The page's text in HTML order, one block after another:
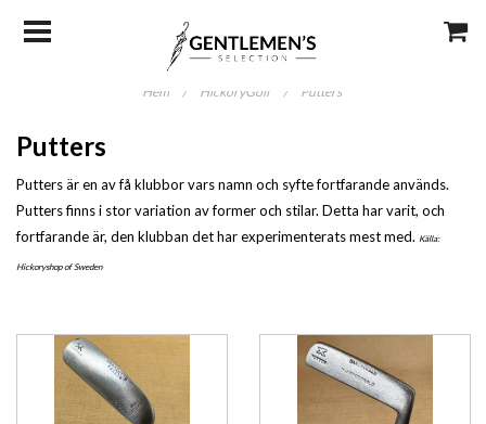
Hem / HickoryGolf / Putters
Putters
Putters är en av få klubbor vars namn och syfte fortfarande används.
Putters finns i stor variation av former och stilar. Detta har varit, och
fortfarande är, den klubban det har experimenterats mest med. Källa:
Hickoryshop of Sweden